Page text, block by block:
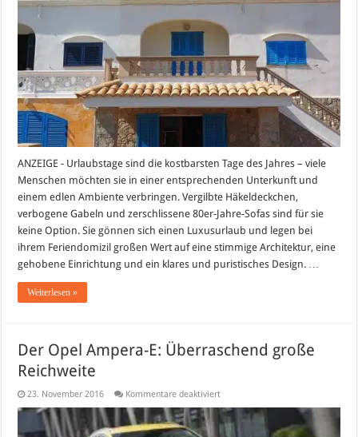
ANZEIGE - Urlaubstage sind die kostbarsten Tage des Jahres – viele
Menschen möchten sie in einer entsprechenden Unterkunft und
einem edlen Ambiente verbringen. Vergilbte Häkeldeckchen,
verbogene Gabeln und zerschlissene 80er-Jahre-Sofas sind für sie
keine Option. Sie gönnen sich einen Luxusurlaub und legen bei
ihrem Feriendomizil großen Wert auf eine stimmige Architektur, eine
gehobene Einrichtung und ein klares und puristisches Design. …
Weiterlesen »
Der Opel Ampera-E: Überraschend große
Reichweite
23. November 2016 Kommentare deaktiviertfür
Opel
Ampera-